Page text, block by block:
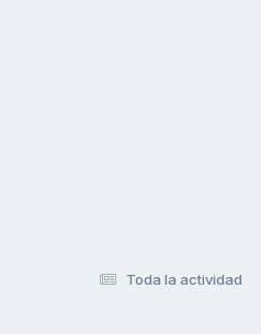
Toda la actividad